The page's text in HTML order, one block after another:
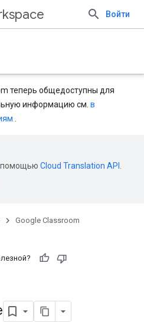
Войти
теперь общедоступны для
информацию см. в
помощью Cloud Translation API
Google Classroom